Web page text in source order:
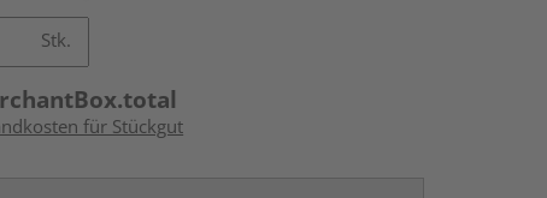
Stk.
für Stückgut